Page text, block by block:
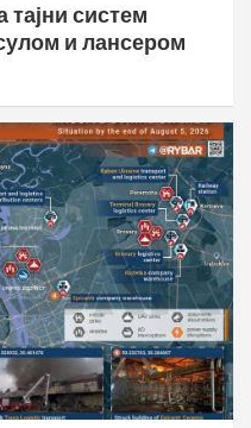
тајни систем
и лансером